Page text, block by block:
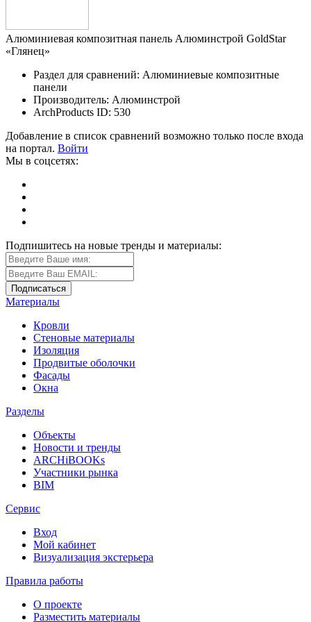
Алюминиевая композитная панель Алюминстрой GoldStar
«Глянец»
Раздел для сравнений: Алюминиевые композитные
панели
Производитель: Алюминстрой
ArchProducts ID: 530
Добавление в список сравнений возможно только после входа
на портал. Войти
Мы в соцсетях:
Подпишитесь на новые тренды и материалы:
Материалы
Кровли
Стеновые материалы
Изоляция
Продвитые оболочки
Фасады
Окна
Разделы
Объекты
Новости и тренды
ARCHiBOOKs
Участники рынка
BIM
Сервис
Вход
Мой кабинет
Визуализация экстерьера
Правила работы
О проекте
Разместить материалы